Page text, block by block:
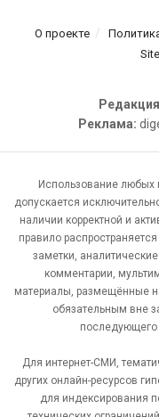
О проекте
Реклама:
Использование любых
допускается
наличии корректной и
правило
заметки,
комментарии,
материалы, размещённые
обязательным вне
последующего
Для интернет-СМИ,
других онлайн-ресурсов
для индексирования